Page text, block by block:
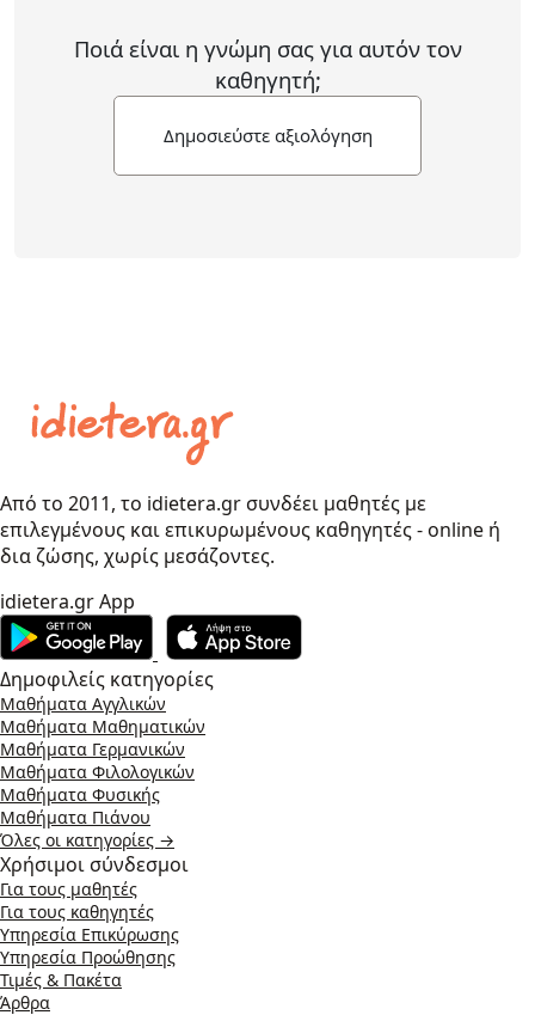
Ποιά είναι η γνώμη σας για αυτόν τον
καθηγητή;
Δημοσιεύστε αξιολόγηση
Από το 2011, το idietera.gr συνδέει μαθητές με
επιλεγμένους και επικυρωμένους καθηγητές - online ή
δια ζώσης, χωρίς μεσάζοντες.
idietera.gr App
Δημοφιλείς κατηγορίες
Μαθήματα Αγγλικών
Μαθήματα Μαθηματικών
Μαθήματα Γερμανικών
Μαθήματα Φιλολογικών
Μαθήματα Φυσικής
Μαθήματα Πιάνου
Όλες οι κατηγορίες →
Χρήσιμοι σύνδεσμοι
Για τους μαθητές
Για τους καθηγητές
Υπηρεσία Επικύρωσης
Υπηρεσία Προώθησης
Τιμές & Πακέτα
Άρθρα